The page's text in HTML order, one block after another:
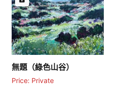
無題（綠色山谷）
Price: Private